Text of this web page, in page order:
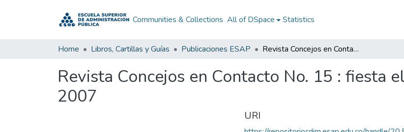
Communities & Collections All of DSpace Statistics
Home Libros, Cartillas y Guías Publicaciones ESAP Revista Concejos en Contacto No. 15 : fiesta electoral 28 de Octubre 2007
Revista Concejos en Contacto No. 15 : fiesta
2007
URI